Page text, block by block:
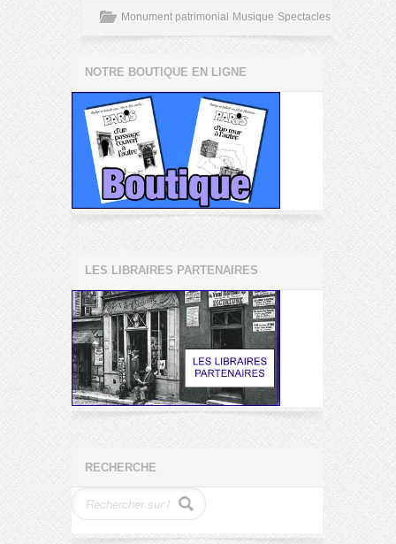
Monument patrimonial Musique Spectacles
NOTRE BOUTIQUE EN LIGNE
LES LIBRAIRES PARTENAIRES
RECHERCHE